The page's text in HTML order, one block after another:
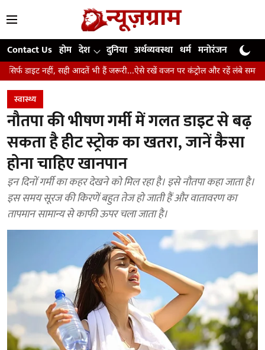
Contact Us होम देश दुनिया अर्थव्यवस्था धर्म मनोरंजन खेल
सही आदतें भी हैं जरूरी...ऐसे रखें वजन पर कंट्रोल और रहें लंबे समय तक स्वस्थ
स्वास्थ्य
नौतपा की भीषण गर्मी में गलत डाइट से बढ़
सकता है हीट स्ट्रोक का खतरा, जानें कैसा
होना चाहिए खानपान
इन दिनों गर्मी का कहर देखने को मिल रहा है। इसे नौतपा कहा जाता है।
इस समय सूरज की किरणें बहुत तेज हो जाती हैं और वातावरण का
तापमान सामान्य से काफी ऊपर चला जाता है।